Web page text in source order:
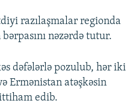
razılaşmalar regionda
nəzərdə tutur.
dəfələrlə pozulub, hər iki
Ermənistan atəşkəsin
edib.